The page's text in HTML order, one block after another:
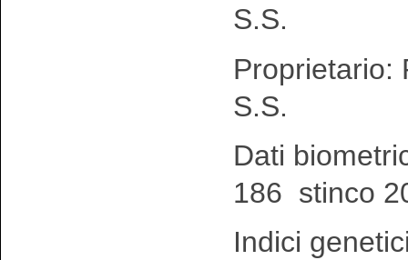
S.S.
Proprietario:
S.S.
Dati
186 stinco
Indici